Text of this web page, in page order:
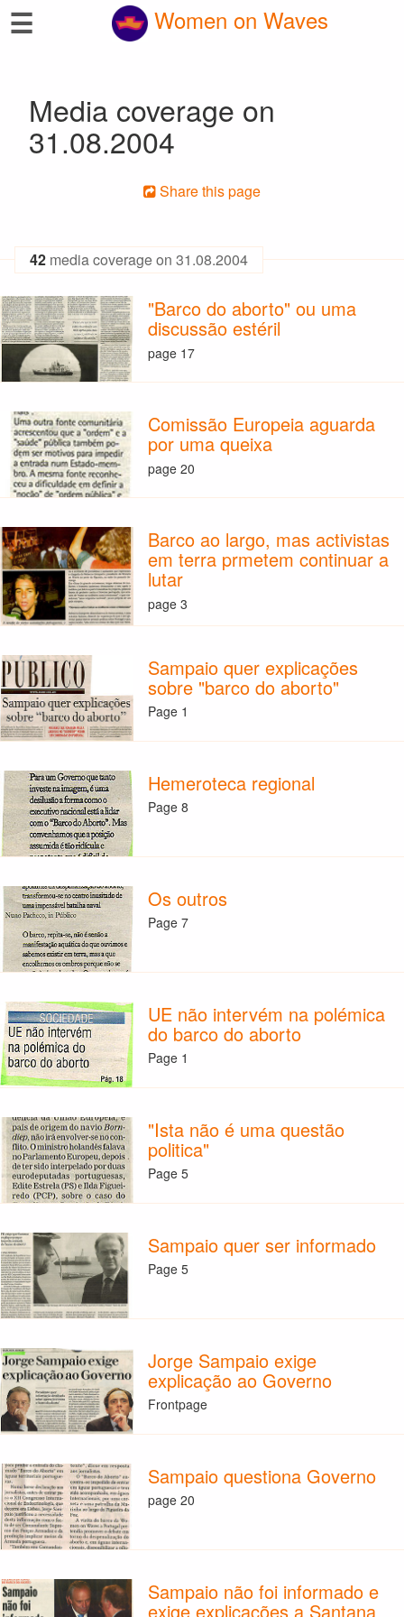
☰ Women on Waves
Media coverage on
31.08.2004
Share this page
42 media coverage on 31.08.2004
"Barco do aborto" ou uma
discussão estéril
page 17
Comissão Europeia aguarda
por uma queixa
page 20
Barco ao largo, mas activistas
em terra prmetem continuar a
lutar
page 3
Sampaio quer explicações
sobre "barco do aborto"
Page 1
Hemeroteca regional
Page 8
Os outros
Page 7
UE não intervém na polémica
do barco do aborto
Page 1
"Ista não é uma questão
politica"
Page 5
Sampaio quer ser informado
Page 5
Jorge Sampaio exige
explicação ao Governo
Frontpage
Sampaio questiona Governo
page 20
Sampaio não foi informado e
exige explicações a Santana